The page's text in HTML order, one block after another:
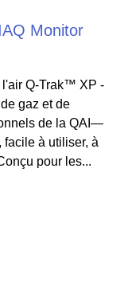
Monitor
l'air Q-Trak™ XP -
gaz et de
de la QAI—
facile à utiliser, à
pour les...